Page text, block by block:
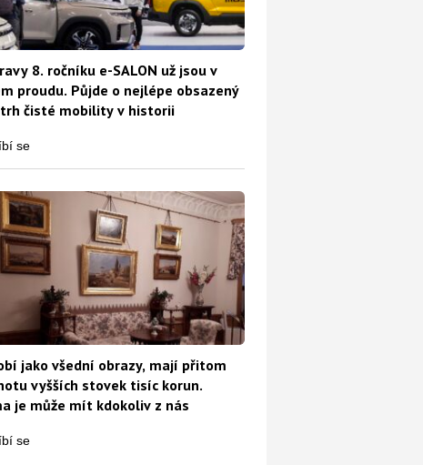
koupili? V žádném případě to nejezte
8. ročníku e-SALON už jsou v
proudu. Půjde o nejlépe obsazený
čisté mobility v historii
jako všední obrazy, mají přitom
vyšších stovek tisíc korun.
je může mít kdokoliv z nás